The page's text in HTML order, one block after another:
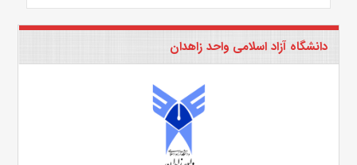
دانشگاه آزاد اسلامی واحد زاهدان